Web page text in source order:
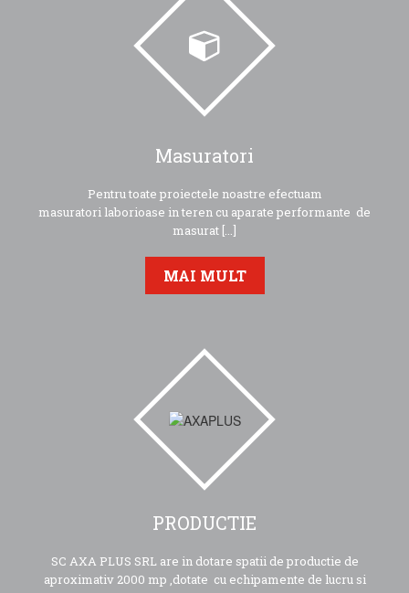
Masuratori
Pentru toate proiectele noastre efectuam
masuratori laborioase in teren cu aparate performante de
masurat [...]
MAI MULT
PRODUCTIE
SC AXA PLUS SRL are in dotare spatii de productie de
aproximativ 2000 mp ,dotate cu echipamente de lucru si